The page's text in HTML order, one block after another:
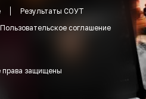
Результаты СОУТ
Пользовательское соглашение
права защищены